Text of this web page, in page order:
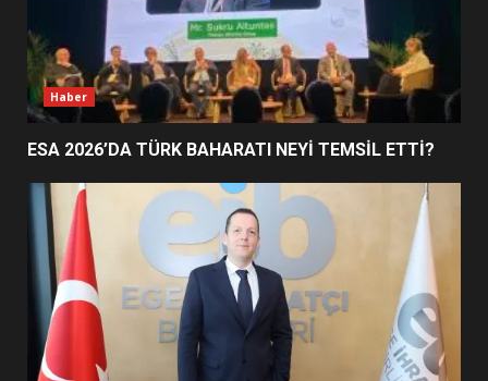
4
EDREMİT’İN GURURU TÜRKİYE
FİNALİNDE NE BAŞARDI?
5
UZATILDI: NE DEĞİŞTİ?
6
BURHANİYE SATRANÇ
TURNUVASI KAYITLARI NEYİ
DEĞİŞTİRİYOR?
Haber
ESA 2026’DA TÜRK BAHARATI NEYİ TEMSİL ETTİ?